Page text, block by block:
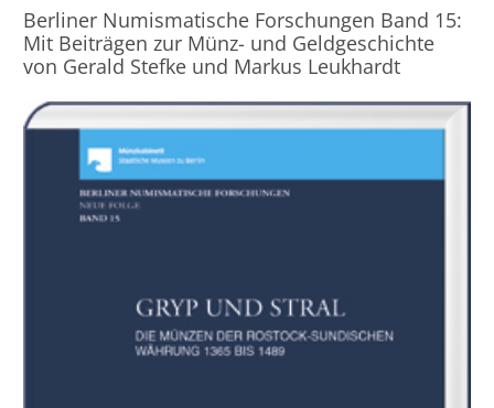
Berliner Numismatische Forschungen Band 15:
Mit Beiträgen zur Münz- und Geldgeschichte
von Gerald Stefke und Markus Leukhardt